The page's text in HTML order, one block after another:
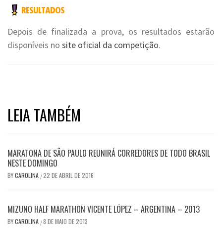
Depois de finalizada a prova, os resultados estarão
disponíveis no site oficial da competição.
LEIA TAMBÉM
MARATONA DE SÃO PAULO REUNIRÁ CORREDORES DE TODO BRASIL
NESTE DOMINGO
BYCAROLINA /22 DE ABRIL DE 2016
MIZUNO HALF MARATHON VICENTE LÓPEZ – ARGENTINA – 2013
BYCAROLINA /8 DE MAIO DE 2013